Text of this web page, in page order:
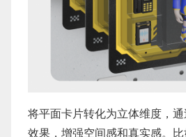
将平面卡片转化为立体维度，
效果，增强空间感和真实感。